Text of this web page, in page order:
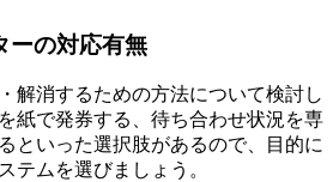
ーの対応有無
解消するための方法について検討し
紙で発券する、待ち合わせ状況を専
といった選択肢があるので、目的に
テムを選びましょう。